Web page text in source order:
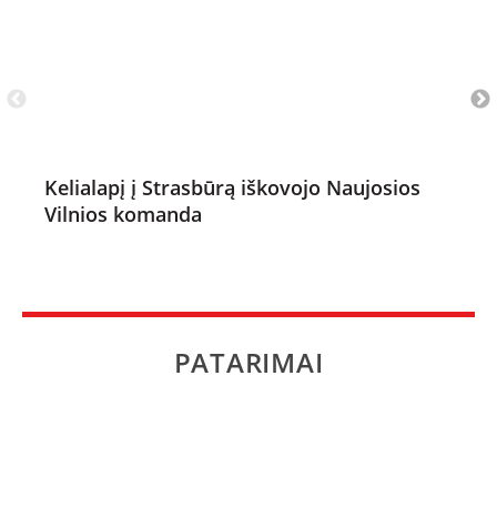
Kelialapį į Strasbūrą iškovojo Naujosios
Vilnios komanda
PATARIMAI